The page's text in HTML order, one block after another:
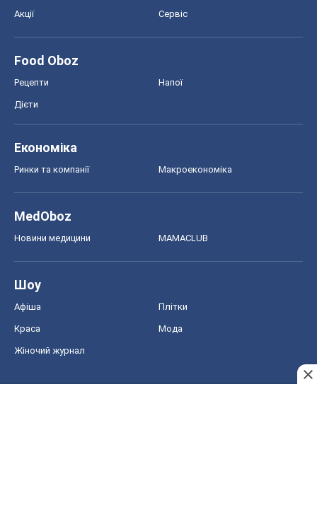
Акції Сервіс
Food Oboz
Рецепти Напої
Дієти
Економіка
Ринки та компанії Макроекономіка
MedOboz
Новини медицини MAMACLUB
Шоу
Афіша Плітки
Краса Мода
Жіночий журнал